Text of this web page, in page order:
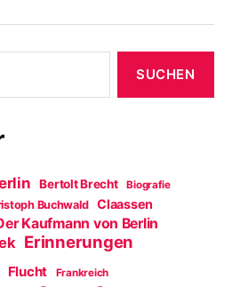
Bertolt Brecht Biografie
Buchwald Claassen
Kaufmann von Berlin
Erinnerungen
Flucht Frankreich